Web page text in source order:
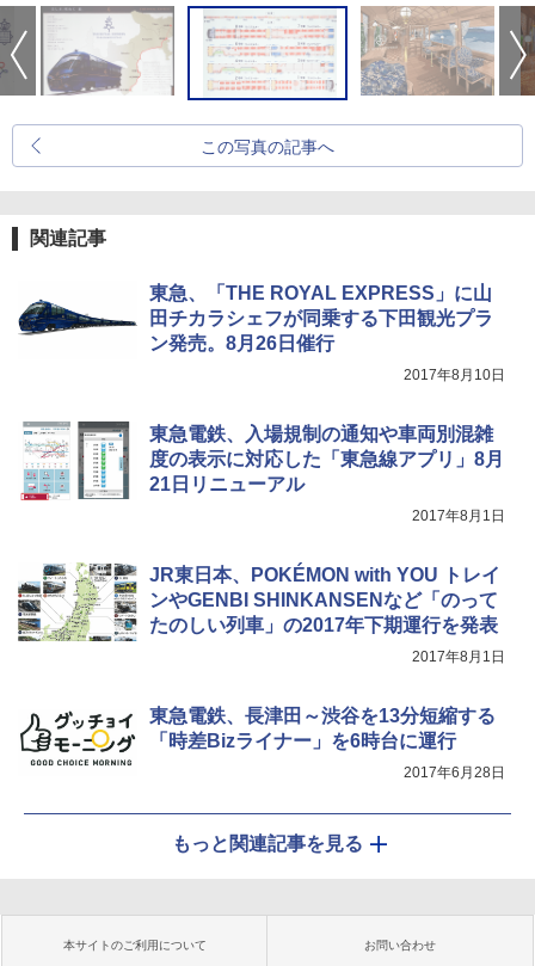
この写真の記事へ
関連記事
東急、「THE ROYAL EXPRESS」に山
田チカラシェフが同乗する下田観光プラ
ン発売。8月26日催行
2017年8月10日
東急電鉄、入場規制の通知や車両別混雑
度の表示に対応した「東急線アプリ」8月
21日リニューアル
2017年8月1日
JR東日本、POKÉMON with YOU トレイ
ンやGENBI SHINKANSENなど「のって
たのしい列車」の2017年下期運行を発表
2017年8月1日
東急電鉄、長津田～渋谷を13分短縮する
「時差Bizライナー」を6時台に運行
2017年6月28日
もっと関連記事を見る
本サイトのご利用について お問い合わせ